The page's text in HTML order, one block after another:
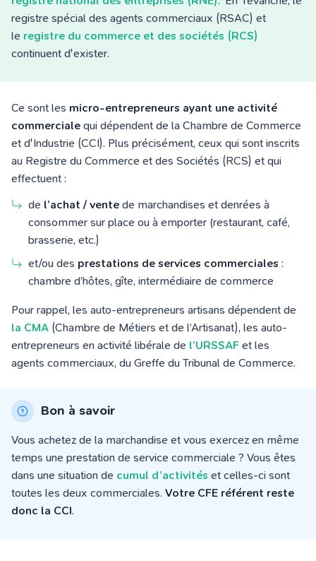
registre spécial des agents commerciaux (RSAC) et
le registre du commerce et des sociétés (RCS)
continuent d'exister.
Ce sont les micro-entrepreneurs ayant une activité
commerciale qui dépendent de la Chambre de Commerce
et d'Industrie (CCI). Plus précisément, ceux qui sont inscrits
au Registre du Commerce et des Sociétés (RCS) et qui
effectuent :
de l’achat / vente de marchandises et denrées à
consommer sur place ou à emporter (restaurant, café,
brasserie, etc.)
et/ou des prestations de services commerciales :
chambre d’hôtes, gîte, intermédiaire de commerce
Pour rappel, les auto-entrepreneurs artisans dépendent de
la CMA (Chambre de Métiers et de l’Artisanat), les auto-
entrepreneurs en activité libérale de l’URSSAF et les
agents commerciaux, du Greffe du Tribunal de Commerce.
Bon à savoir
Vous achetez de la marchandise et vous exercez en même
temps une prestation de service commerciale ? Vous êtes
dans une situation de cumul d’activités et celles-ci sont
toutes les deux commerciales. Votre CFE référent reste
donc la CCI.